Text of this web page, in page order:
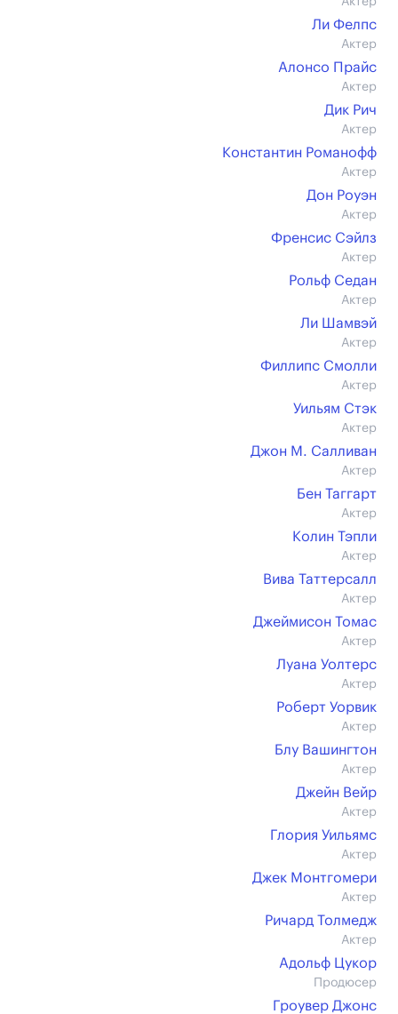
Ли Фелпс
Актер
Алонсо Прайс
Актер
Дик Рич
Актер
Константин Романофф
Актер
Дон Роуэн
Актер
Френсис Сэйлз
Актер
Рольф Седан
Актер
Ли Шамвэй
Актер
Филлипс Смолли
Актер
Уильям Стэк
Актер
Джон М. Салливан
Актер
Бен Таггарт
Актер
Колин Тэпли
Актер
Вива Таттерсалл
Актер
Джеймисон Томас
Актер
Луана Уолтерс
Актер
Роберт Уорвик
Актер
Блу Вашингтон
Актер
Джейн Вейр
Актер
Глория Уильямс
Актер
Джек Монтгомери
Актер
Ричард Толмедж
Актер
Адольф Цукор
Продюсер
Гроувер Джонс